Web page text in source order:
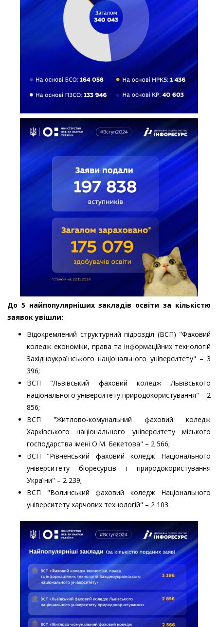
До 5 найпопулярніших закладів освіти за кількістю
заявок увішли:
Відокремлений структурний підрозділ (ВСП) "Фаховий
коледж економіки, права та інформаційних технологій
Західноукраїнського національного університету" – 3
396;
ВСП "Львівський фаховий коледж Львівського
національного університету природокористування" – 2
856;
ВСП "Житлово-комунальний фаховий коледж
Харківського національного університету міського
господарства імені О.М. Бекетова" – 2 566;
ВСП "Рівненський фаховий коледж Національного
університету біоресурсів і природокористування
України" – 2 239;
ВСП "Волинський фаховий коледж Національного
університету харчових технологій" – 2 103.